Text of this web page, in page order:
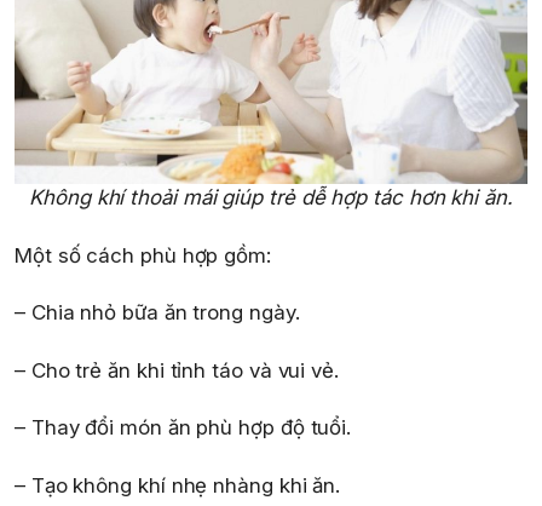
Không khí thoải mái giúp trẻ dễ hợp tác hơn khi ăn.
Một số cách phù hợp gồm:
– Chia nhỏ bữa ăn trong ngày.
– Cho trẻ ăn khi tỉnh táo và vui vẻ.
– Thay đổi món ăn phù hợp độ tuổi.
– Tạo không khí nhẹ nhàng khi ăn.